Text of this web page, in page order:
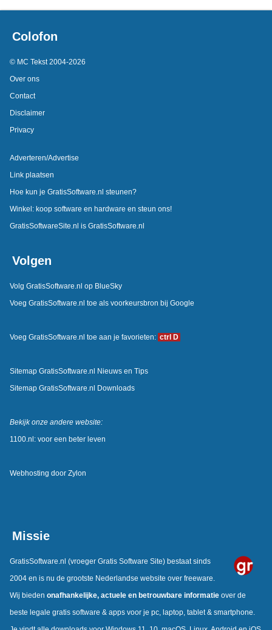
Colofon
© MC Tekst 2004-2026
Over ons
Contact
Disclaimer
Privacy
Adverteren/Advertise
Link plaatsen
Hoe kun je GratisSoftware.nl steunen?
Winkel: koop software en hardware en steun ons!
GratisSoftwareSite.nl is GratisSoftware.nl
Volgen
Volg GratisSoftware.nl op BlueSky
Voeg GratisSoftware.nl toe als voorkeursbron bij Google
Voeg GratisSoftware.nl toe aan je favorieten: ctrl D
Sitemap GratisSoftware.nl Nieuws en Tips
Sitemap GratisSoftware.nl Downloads
Bekijk onze andere website:
1100.nl: voor een beter leven
Webhosting door Zylon
Missie
GratisSoftware.nl (vroeger Gratis Software Site) bestaat sinds
2004 en is nu de grootste Nederlandse website over freeware.
Wij bieden onafhankelijke, actuele en betrouwbare informatieover de
beste legale gratis software & apps voor je pc, laptop, tablet & smartphone.